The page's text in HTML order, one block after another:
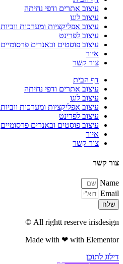
עיצוב אתרים ודפי נחיתה
עיצוב לוגו
עיצוב אפליקציות ומערכות ווביות UIUX​
עיצוב לפרינט
עיצוב פוסטים ובאנרים פרסומיים
איור
צור קשר
דף הבית
עיצוב אתרים ודפי נחיתה
עיצוב לוגו
עיצוב אפליקציות ומערכות ווביות UIUX​
עיצוב לפרינט
עיצוב פוסטים ובאנרים פרסומיים
איור
צור קשר
צור קשר
Name
Email
שלח
All rightt reserve irisdesign ©
Made with ❤ with Elementor​
דילוג לתוכן